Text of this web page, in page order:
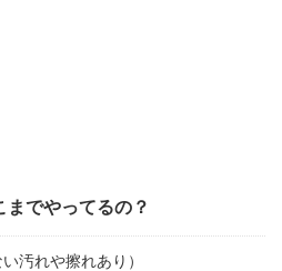
でやってるの？
い汚れや擦れあり）